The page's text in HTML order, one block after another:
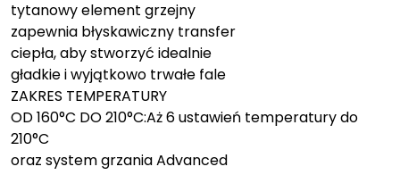
tytanowy element grzejny
zapewnia błyskawiczny transfer
ciepła, aby stworzyć idealnie
gładkie i wyjątkowo trwałe fale
ZAKRES TEMPERATURY
OD 160°C DO 210°C:Aż 6 ustawień temperatury do
210°C
oraz system grzania Advanced